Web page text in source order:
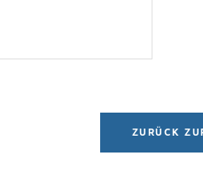
demnach
ZURÜCK